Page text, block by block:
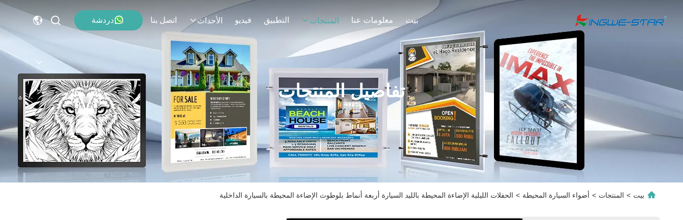
بيت معلومات عنا المنتجات التطبيق فيديو الأحداث اتصل بنا دردشة
تفاصيل المنتجات
بيت > المنتجات > أضواء السيارة المحيطة > الحفلات الليلية الإضاءة المحيطة بالليد السيارة أربعة أنماط بلوطوث الإضاءة المحيطة بالسيارة الداخلية